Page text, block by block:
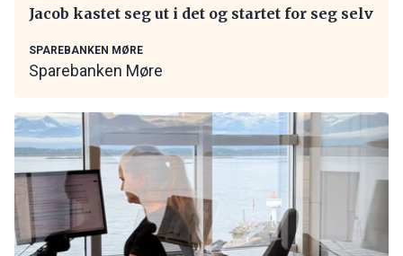
Jacob kastet seg ut i det og startet for seg selv
SPAREBANKEN MØRE
Sparebanken Møre